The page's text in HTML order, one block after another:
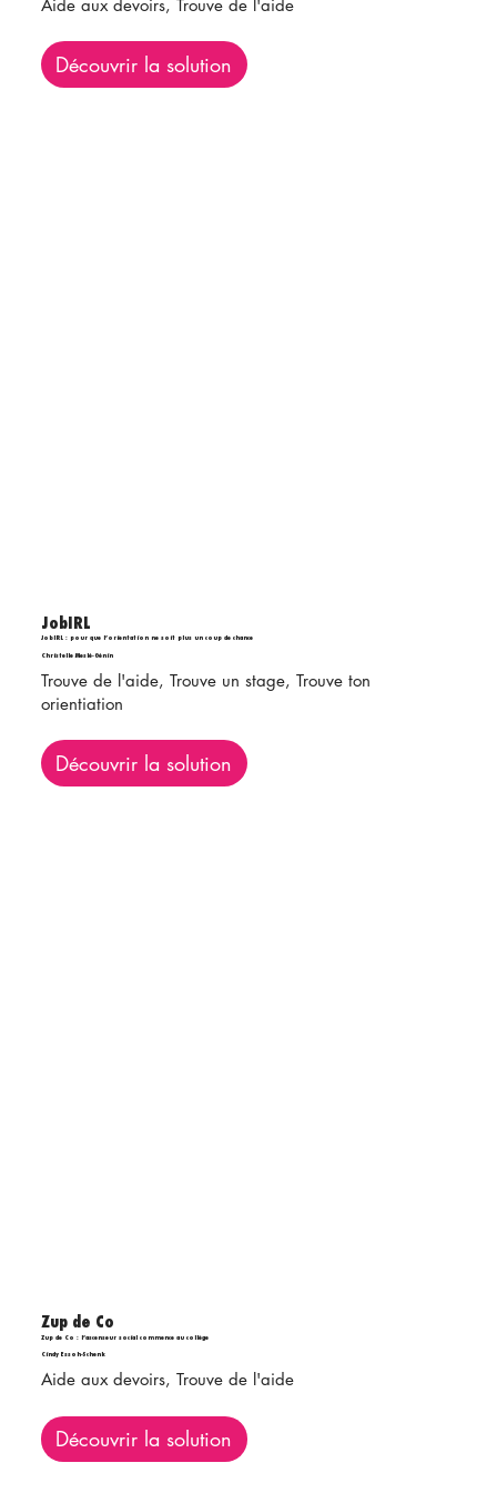
Aide aux devoirs, Trouve de l'aide
Découvrir la solution
JobIRL
JobIRL : pour que l’orientation ne soit plus un coup de chance
Christelle Meslé-Génin
Trouve de l'aide, Trouve un stage, Trouve ton
orientiation
Découvrir la solution
Zup de Co
Zup de Co : l’ascenseur social commence au collège
Cindy Essoh-Schenk
Aide aux devoirs, Trouve de l'aide
Découvrir la solution